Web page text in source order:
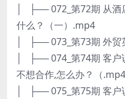
│ ├── 072_第72期 从
什么？（一）.mp4
│ ├── 073_第73期 外
│ ├── 074_第74期 客户
不想合作,怎么办？（.mp4
│ ├── 075_第75期 客户